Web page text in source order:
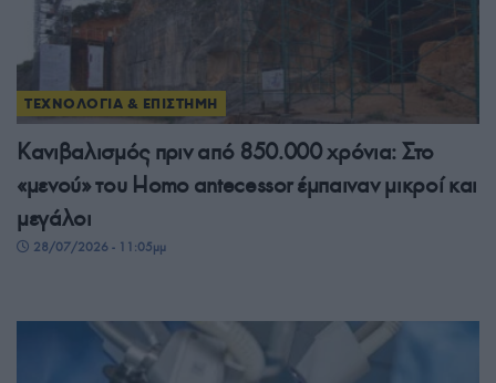
ΤΕΧΝΟΛΟΓΙΑ & ΕΠΙΣΤΗΜΗ
Κανιβαλισμός πριν από 850.000 χρόνια: Στο
«μενού» του Homo antecessor έμπαιναν μικροί και
μεγάλοι
28/07/2026 - 11:05μμ